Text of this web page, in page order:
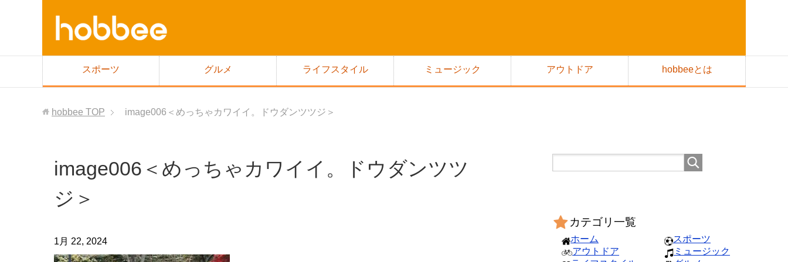
スポーツ グルメ ライフスタイル ミュージック アウトドア hobbeeとは
hobbee TOP image006＜めっちゃカワイイ。ドウダンツツジ＞
image006＜めっちゃカワイイ。ドウダンツツ
ジ＞
1月 22, 2024
カテゴリ一覧
ホーム
アウトドア
スポーツ
ミュージック